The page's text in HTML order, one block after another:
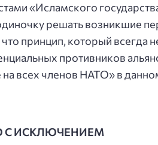
«Исламского
решать возникшие
что принцип, который
противников
на всех членов НАТО» в
С ИСКЛЮЧЕНИЕМ